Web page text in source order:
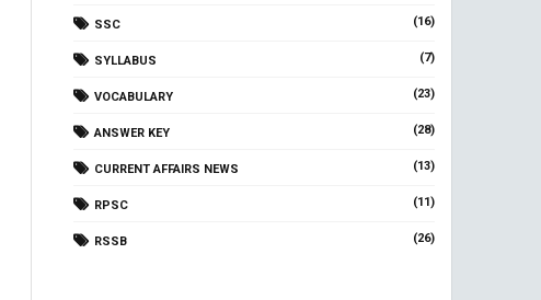
SSC (16)
SYLLABUS (7)
VOCABULARY (23)
ANSWER KEY (28)
CURRENT AFFAIRS NEWS (13)
RPSC (11)
RSSB (26)